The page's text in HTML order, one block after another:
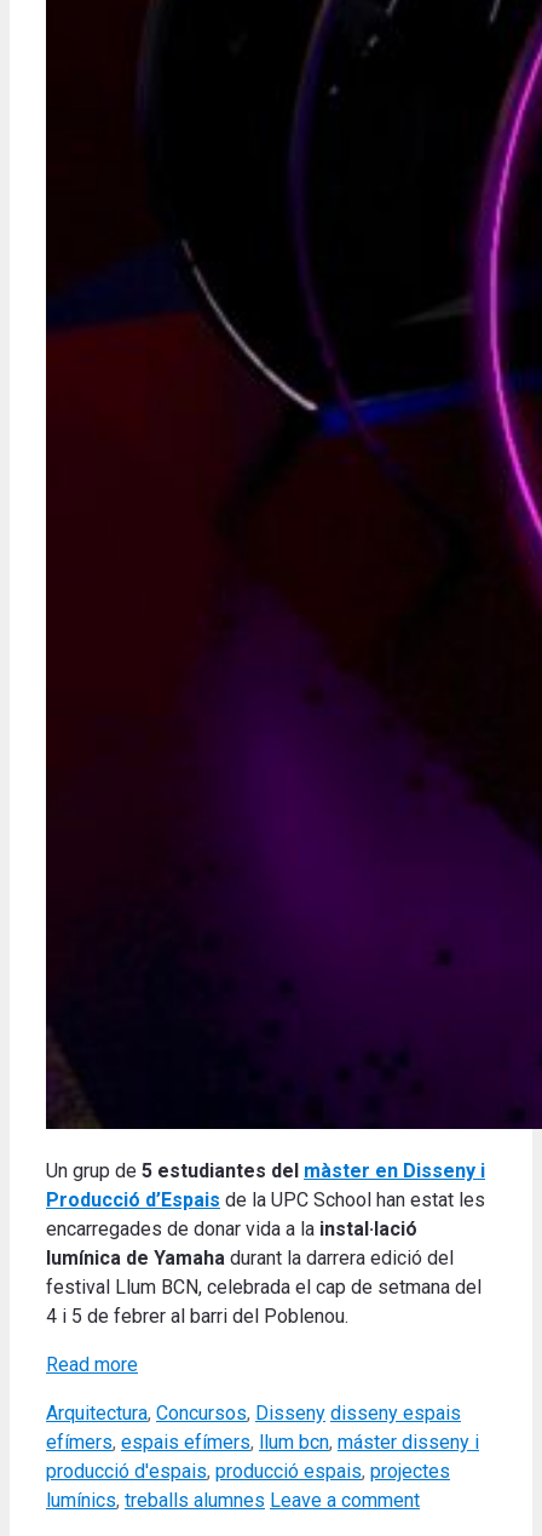
Un grup de 5 estudiantes del màster en Disseny i
Producció d’Espais de la UPC School han estat les
encarregades de donar vida a la instal·lació
lumínica de Yamaha durant la darrera edició del
festival Llum BCN, celebrada el cap de setmana del
4 i 5 de febrer al barri del Poblenou.
Read more
Categories
Arquitectura, Concursos, Disseny Tags
disseny espais
efímers, espais efímers, llum bcn, máster disseny i
producció d'espais, producció espais, projectes
lumínics, treballs alumnes Leave a comment